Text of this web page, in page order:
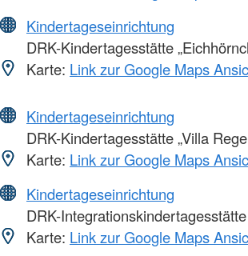
Kindertageseinrichtung
DRK-Kindertagesstätte
Karte: Link zur Google Maps
Kindertageseinrichtung
DRK-Kindertagesstätte „Villa
Karte: Link zur Google Maps
Kindertageseinrichtung
DRK-
Karte: Link zur Google Maps